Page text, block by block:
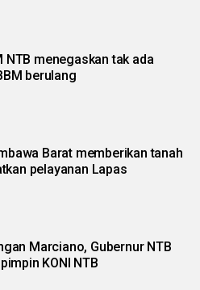
NTB menegaskan tak ada
berulang
Barat memberikan tanah
pelayanan Lapas
Marciano, Gubernur NTB
KONI NTB